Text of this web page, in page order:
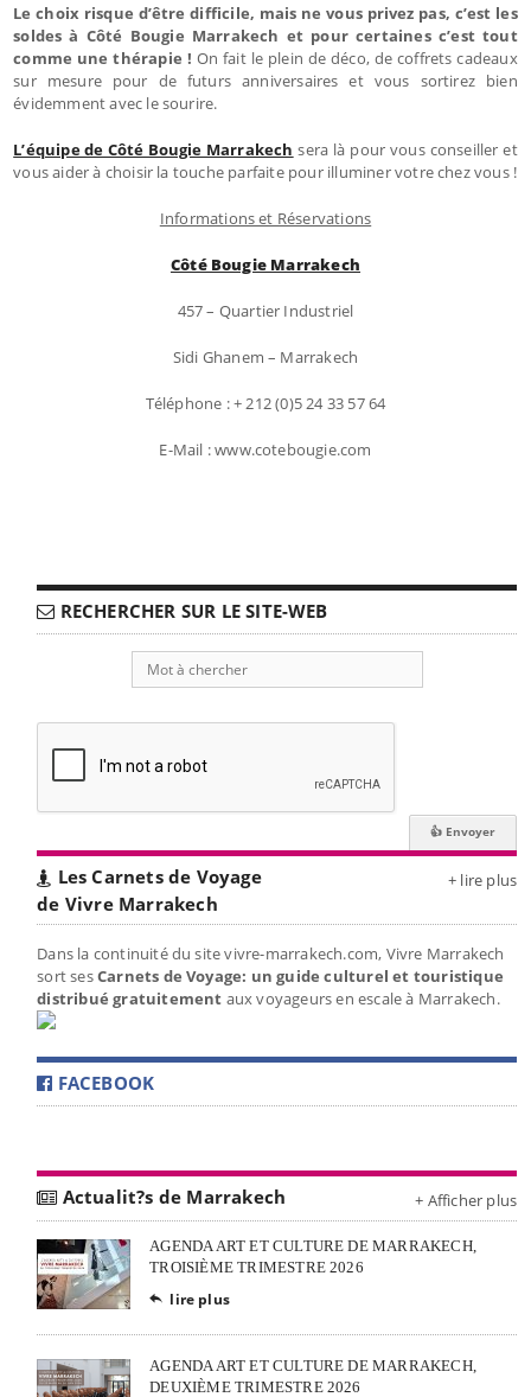
Le choix risque d’être difficile, mais ne vous privez pas, c’est les
soldes à Côté Bougie Marrakech et pour certaines c’est tout
comme une thérapie ! On fait le plein de déco, de coffrets cadeaux
sur mesure pour de futurs anniversaires et vous sortirez bien
évidemment avec le sourire.
L’équipe de Côté Bougie Marrakech sera là pour vous conseiller et
vous aider à choisir la touche parfaite pour illuminer votre chez vous !
Informations et Réservations
Côté Bougie Marrakech
457 – Quartier Industriel
Sidi Ghanem – Marrakech
Téléphone : + 212 (0)5 24 33 57 64
E-Mail : www.cotebougie.com
RECHERCHER SUR LE SITE-WEB
Les Carnets de Voyage
de Vivre Marrakech
+ lire plus
Dans la continuité du site vivre-marrakech.com, Vivre Marrakech
sort sesCarnets de Voyage: un guide culturel et touristique
distribué gratuitement aux voyageurs en escale à Marrakech.
FACEBOOK
Actualit?s de Marrakech + Afficher plus
AGENDA ART ET CULTURE DE MARRAKECH,
TROISIÈME TRIMESTRE 2026
 lire plus
AGENDA ART ET CULTURE DE MARRAKECH,
DEUXIÈME TRIMESTRE 2026